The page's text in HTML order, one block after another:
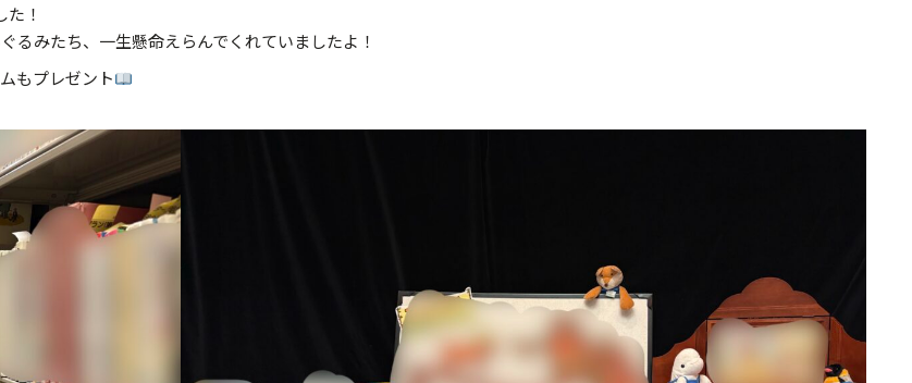
！
みたち、一生懸命えらんでくれていましたよ！
もプレゼント